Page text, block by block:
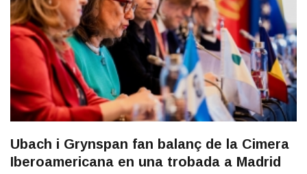
Ubach i Grynspan fan balanç de la Cimera
Iberoamericana en una trobada a Madrid